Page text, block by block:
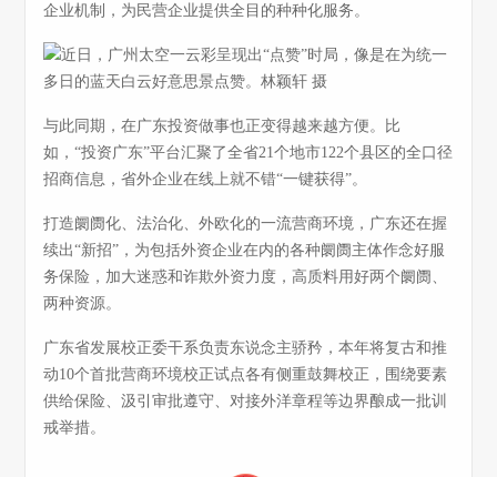
企业机制，为民营企业提供全目的种种化服务。
与此同期，在广东投资做事也正变得越来越方便。比
如，“投资广东”平台汇聚了全省21个地市122个县区的全口径
招商信息，省外企业在线上就不错“一键获得”。
打造阛阓化、法治化、外欧化的一流营商环境，广东还在握
续出“新招”，为包括外资企业在内的各种阛阓主体作念好服
务保险，加大迷惑和诈欺外资力度，高质料用好两个阛阓、
两种资源。
广东省发展校正委干系负责东说念主骄矜，本年将复古和推
动10个首批营商环境校正试点各有侧重鼓舞校正，围绕要素
供给保险、汲引审批遵守、对接外洋章程等边界酿成一批训
戒举措。